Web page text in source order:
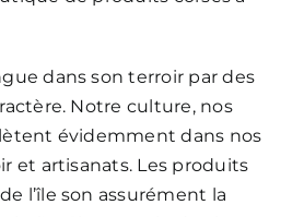
dans son terroir par des
Notre culture, nos
évidemment dans nos
et artisanats. Les produits
l’île son assurément la